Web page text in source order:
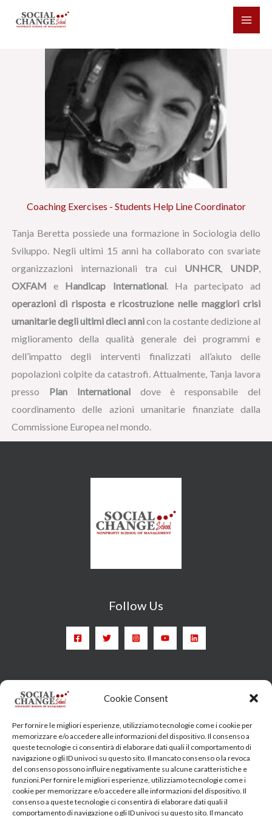
Cookie Consent
Per fornire le migliori esperienze, utilizziamo tecnologie come i cookie per
memorizzare e/o accedere alle informazioni del dispositivo. Il consenso a
queste tecnologie ci consentirà di elaborare dati quali il comportamento di
navigazione o gli ID univoci su questo sito. Il mancato consenso o la revoca
del consenso possono influire negativamente su alcune caratteristiche e
funzioni.Per fornire le migliori esperienze, utilizziamo tecnologie come i
cookie per memorizzare e/o accedere alle informazioni del dispositivo. Il
consenso a queste tecnologie ci consentirà di elaborare dati quali il
comportamento di navigazione o gli ID univoci su questo sito. Il mancato
Coaching Exercises - Students Help Line Coordinator
Tanja Beretta possiede una formazione in Sociologia dello
Sviluppo. Negli ultimi 15 anni ha collaborato con svariate
organizzazioni internazionali tra cui UNHCR, UNDP,
OXFAM e Handicap International. Ha partecipato ad
operazioni di risposta e ricostruzione nelle maggiori crisi
umanitarie degli ultimi dieci annicon la costante dedizione al
miglioramento della qualità generale dei programmi e
dell’impatto degli interventi finalizzati all’aiuto delle
popolazioni colpite da catastrofi. Attualmente, Tanja lavora
presso Plan Internationaldove è responsabile del
coordinamento delle azioni umanitarie finanziate dalla
Commissione Europea nel mondo.
Follow Us
Head Quarter: Spain – Calle Arrieta, 9 - 28013 Madrid
7 - 00185 Roma
socialchangeschool@socialchangeschool.org
PMC – Master
HOPE – Master